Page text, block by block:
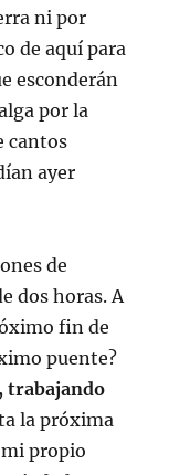
ni por
de aquí para
esconderán
por la
cantos
ayer
de
dos horas. A
fin de
puente?
trabajando
la próxima
propio